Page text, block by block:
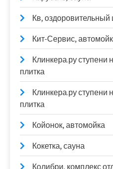
Кв, оздоровительный
Кит-Сервис,
Клинкера.ру ступени
плитка
Клинкера.ру ступени
плитка
Койонок, автомойка
Кокетка, сауна
Колибри, комплекс